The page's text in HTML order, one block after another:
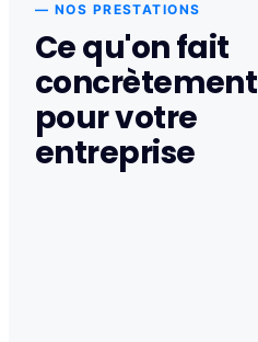
— NOS PRESTATIONS
Ce qu'on fait
concrètement
pour votre
entreprise